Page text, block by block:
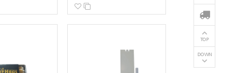
TOP
DOWN